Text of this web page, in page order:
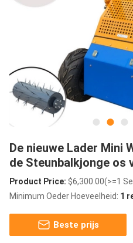
De nieuwe Lader Mini
de Steunbalkjonge os
Product Price: $6,300.00(>=1
Minimum Oeder Hoeveelheid: 1
Beste prijs